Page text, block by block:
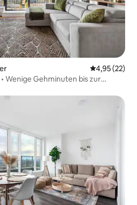
4,95 (22)
Wenige Gehminuten bis zur